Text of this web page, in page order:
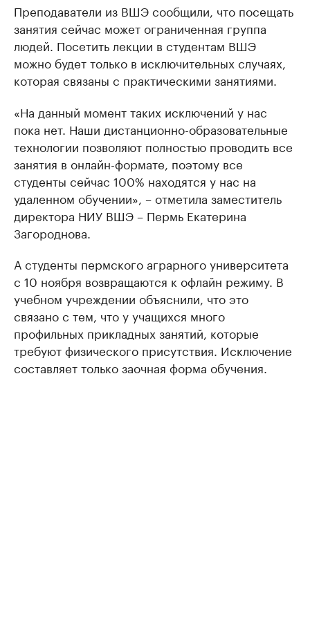
Преподаватели из ВШЭ сообщили, что посещать
занятия сейчас может ограниченная группа
людей. Посетить лекции в студентам ВШЭ
можно будет только в исключительных случаях,
которая связаны с практическими занятиями.
«На данный момент таких исключений у нас
пока нет. Наши дистанционно-образовательные
технологии позволяют полностью проводить все
занятия в онлайн-формате, поэтому все
студенты сейчас 100% находятся у нас на
удаленном обучении», – отметила заместитель
директора НИУ ВШЭ – Пермь Екатерина
Загороднова.
А студенты пермского аграрного университета
с 10 ноября возвращаются к офлайн режиму. В
учебном учреждении объяснили, что это
связано с тем, что у учащихся много
профильных прикладных занятий, которые
требуют физического присутствия. Исключение
составляет только заочная форма обучения.